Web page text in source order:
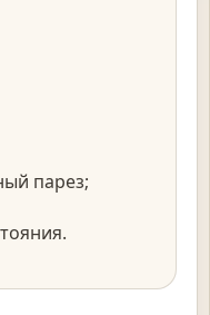
парез;